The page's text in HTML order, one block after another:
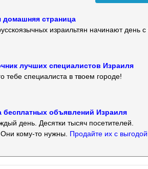
страница
израильтян начинают день
лучших специалистов Израиля
тебе специалиста в твоем городе!
объявлений Израиля
день. Десятки тысяч посетителей.
кому-то нужны. Продайте их с